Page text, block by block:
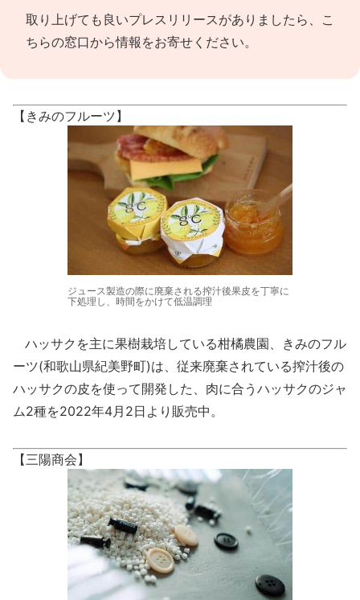
取り上げても良いプレスリリースがありましたら、 こ
ちらの窓口から情報をお寄せください。
【きみのフルーツ】
ジュース製造の際に廃棄される搾汁後果皮を丁寧に
下処理し、時間をかけて低温調理
ハッサクを主に果樹栽培している柑橘農園、きみのフル
ーツ(和歌山県紀美野町)は、従来廃棄されている搾汁後の
ハッサクの皮を使って開発した、肉に合うハッサクのジャ
ム2種を2022年4月2日より販売中。
【三陽商会】